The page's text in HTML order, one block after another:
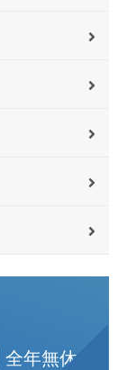
年無休